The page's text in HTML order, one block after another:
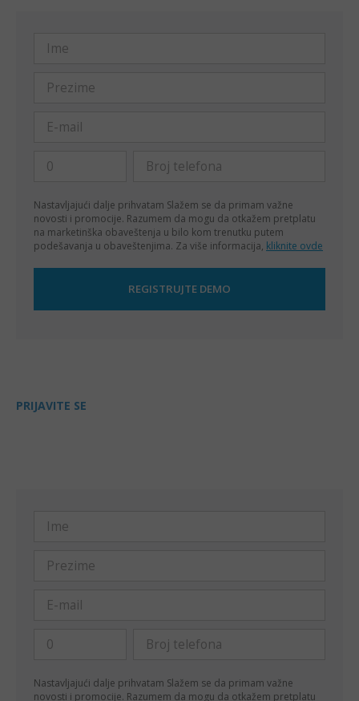
Nastavljajući dalje prihvatam Slažem se da primam važne
novosti i promocije. Razumem da mogu da otkažem pretplatu
na marketinška obaveštenja u bilo kom trenutku putem
podešavanja u obaveštenjima. Za više informacija, kliknite ovde
PRIJAVITE SE
Nastavljajući dalje prihvatam Slažem se da primam važne
novosti i promocije. Razumem da mogu da otkažem pretplatu